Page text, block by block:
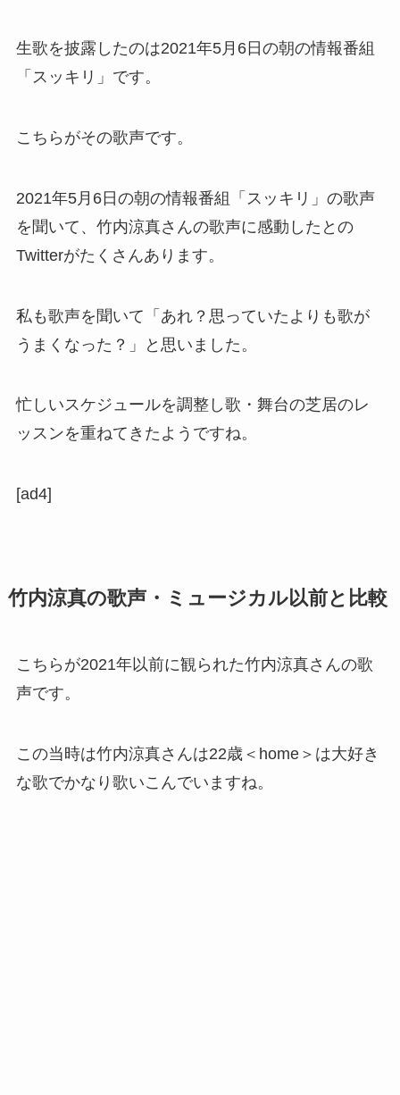
生歌を披露したのは2021年5月6日の朝の情報番組
「スッキリ」です。
こちらがその歌声です。
2021年5月6日の朝の情報番組「スッキリ」の歌声
を聞いて、竹内涼真さんの歌声に感動したとの
Twitterがたくさんあります。
私も歌声を聞いて「あれ？思っていたよりも歌が
うまくなった？」と思いました。
忙しいスケジュールを調整し歌・舞台の芝居のレ
ッスンを重ねてきたようですね。
[ad4]
竹内涼真の歌声・ミュージカル以前と比較
こちらが2021年以前に観られた竹内涼真さんの歌
声です。
この当時は竹内涼真さんは22歳＜home＞は大好き
な歌でかなり歌いこんでいますね。